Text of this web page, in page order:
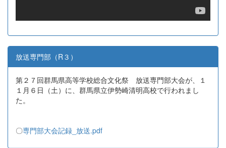
放送専門部（R３）
第２７回群馬県高等学校総合文化祭 放送専門部大会が、１
１月６日（土）に、群馬県立伊勢崎清明高校で行われまし
た。
〇専門部大会記録_放送.pdf